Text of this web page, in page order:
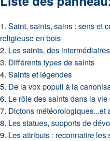
Saint, saints, sains : sens et
religieuse en bois
Les saints, des
Différents types de saints
Saints et légendes
De la vox populi à la
Le rôle des saints dans la
Dictons
Les statues, supports de
Les attributs : reconnaitre les